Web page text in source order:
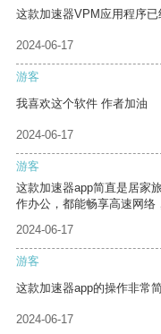
这款加速器VPM应用程序已
2024-06-17
游客
我喜欢这个软件 作者加油
2024-06-17
游客
这款加速器app简直是居家
作办公，都能畅享高速网络
2024-06-17
游客
这款加速器app的操作非常
2024-06-17